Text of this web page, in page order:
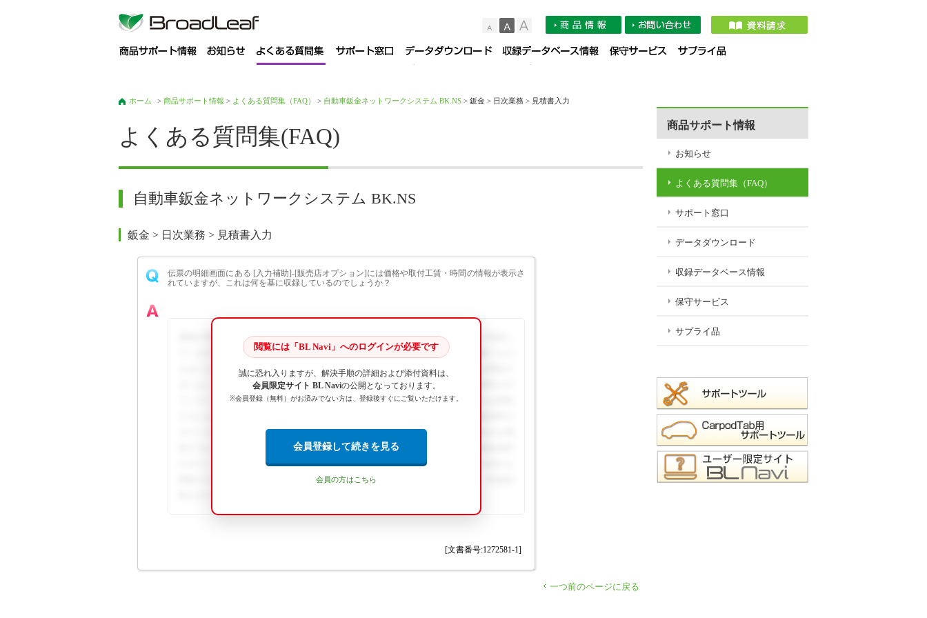
小 大
商品サポート情報
お知らせ
ホーム > 商品サポート情報 > よくある質問集（FAQ） > 自動車鈑金ネットワークシステム BK.NS > 鈑金 > 日次業務 > 見積書入力
よくある質問集(FAQ)
自動車鈑金ネットワークシステム BK.NS
鈑金 > 日次業務 > 見積書入力
伝票の明細画面にある [入力補助]-[販売店オプション]には価格や取付工賃・時間の情報が表示さ
れていますが、これは何を基に収録しているのでしょうか？
価格や取付工賃・時間はメーカー提供のアクセサリーカタログの情報を基に収録し
ています。※ カタログによっては価格や取付工賃の記載はあるが、時間は無いもの
もありますので、その場合は時間掲載されていません。 ... この回答の続きを閲覧す
るには、BL Naviへのログインが必要です。詳細な手順や画像解説、関連資料のダ
ウンロードは会員専用コンテンツとして提供されています。この回答の続きを閲覧
ダウンロードは会員専用コンテンツとして提供されています。この回答の続きを閲
覧するには、BL Naviへのログインが必要です。詳細な手順や画像解説、関連資料
のダウンロードは会員専用コンテンツとして提供されています。この回答の続きを
閲覧するには、BL Naviへのログインが必要です。詳細な手順や画像解説、関連資
閲覧には「BL Navi」へのログインが必要です
誠に恐れ入りますが、解決手順の詳細および添付資料は、
会員限定サイト BL Naviの公開となっております。
※会員登録（無料）がお済みでない方は、登録後すぐにご覧いただけます。
会員登録して続きを見る
会員の方はこちら
[文書番号:1272581-1]
一つ前のページに戻る
商品サポート情報
お知らせ
よくある質問集（FAQ）
サポート窓口
データダウンロード
収録データベース情報
保守サービス
サプライ品